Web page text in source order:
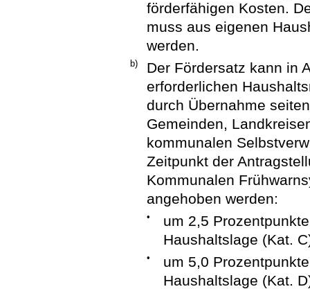
förderfähigen Kosten.
muss aus eigenen
werden.
b)
Der Fördersatz kann in
erforderlichen
durch Übernahme
Gemeinden,
kommunalen
Zeitpunkt der
Kommunalen
angehoben werden:
•
um 2,5
Haushaltslage (Kat.
•
um 5,0
Haushaltslage (Kat.